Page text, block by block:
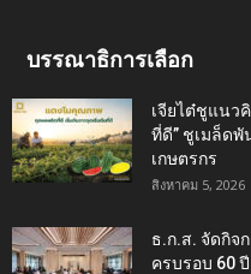
บรรณาธิการเลือก
เจียไต๋ชูแนว
ที่ดี” ชูเมล็ด
เกษตรกร
สิงหาคม 5, 2026
ธ.ก.ส. จัดกิจ
ครบรอบ 60